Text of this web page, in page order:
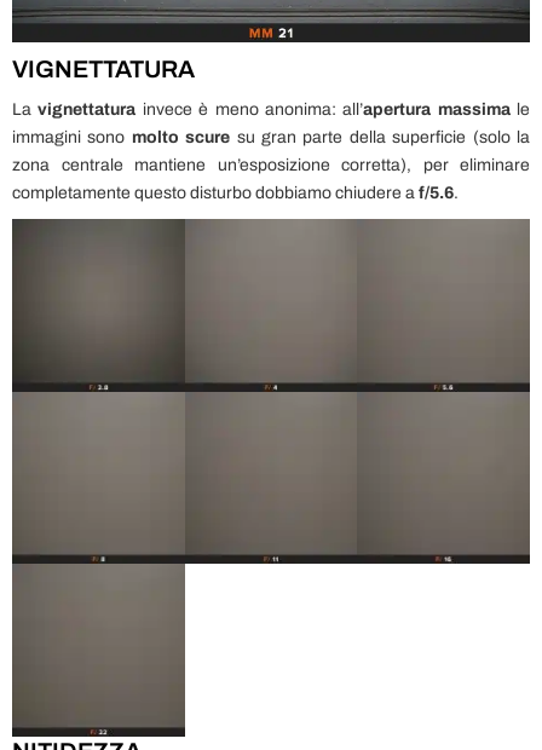
VIGNETTATURA
Lavignettatura invece è meno anonima: all’apertura massimale
immagini sono molto scure su gran parte della superficie (solo la
zona centrale mantiene un’esposizione corretta), per eliminare
completamente questo disturbo dobbiamo chiudere a f/5.6.